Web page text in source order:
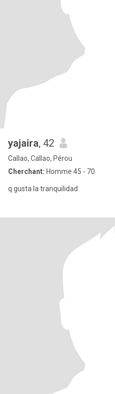
yajaira, 42
Callao, Callao, Pérou
Cherchant: Homme 45 - 70
q gusta la tranquilidad